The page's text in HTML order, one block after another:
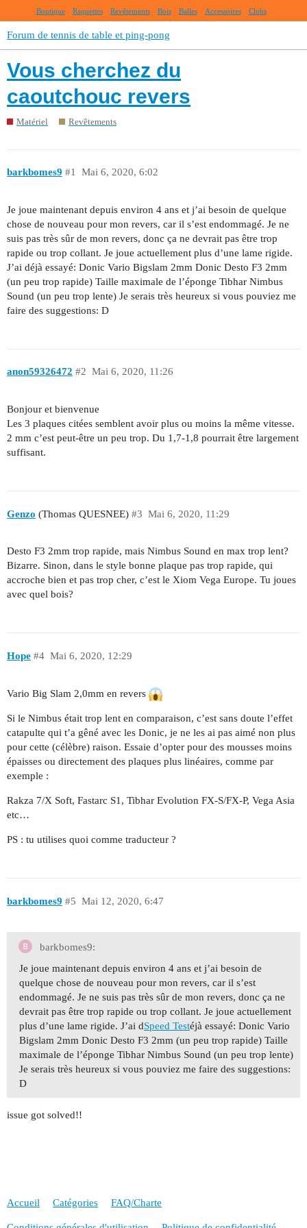
Boutique Raquettes Revêtements Bois Balles Accessoires Clubs
Forum de tennis de table et ping-pong
Vous cherchez du
caoutchouc revers
Matériel Revêtements
barkbomes9 Mai 6, 2020, 6:02
#1
Je joue maintenant depuis environ 4 ans et j’ai besoin de quelque
chose de nouveau pour mon revers, car il s’est endommagé. Je ne
suis pas très sûr de mon revers, donc ça ne devrait pas être trop
rapide ou trop collant. Je joue actuellement plus d’une lame rigide.
J’ai déjà essayé: Donic Vario Bigslam 2mm Donic Desto F3 2mm
(un peu trop rapide) Taille maximale de l’éponge Tibhar Nimbus
Sound (un peu trop lente) Je serais très heureux si vous pouviez me
faire des suggestions: D
anon59326472 Mai 6, 2020, 11:26
#2
Bonjour et bienvenue
Les 3 plaques citées semblent avoir plus ou moins la même vitesse.
2 mm c’est peut-être un peu trop. Du 1,7-1,8 pourrait être largement
suffisant.
Genzo (Thomas QUESNEE) Mai 6, 2020, 11:29
#3
Desto F3 2mm trop rapide, mais Nimbus Sound en max trop lent?
Bizarre. Sinon, dans le style bonne plaque pas trop rapide, qui
accroche bien et pas trop cher, c’est le Xiom Vega Europe. Tu joues
avec quel bois?
Hope Mai 6, 2020, 12:29
#4
Vario Big Slam 2,0mm en revers
Si le Nimbus était trop lent en comparaison, c’est sans doute l’effet
catapulte qui t’a gêné avec les Donic, je ne les ai pas aimé non plus
pour cette (célèbre) raison. Essaie d’opter pour des mousses moins
épaisses ou directement des plaques plus linéaires, comme par
exemple :
Rakza 7/X Soft, Fastarc S1, Tibhar Evolution FX-S/FX-P, Vega Asia
etc…
PS : tu utilises quoi comme traducteur ?
barkbomes9 Mai 12, 2020, 6:47
#5
barkbomes9:
Je joue maintenant depuis environ 4 ans et j’ai besoin de
quelque chose de nouveau pour mon revers, car il s’est
endommagé. Je ne suis pas très sûr de mon revers, donc ça ne
devrait pas être trop rapide ou trop collant. Je joue actuellement
plus d’une lame rigide. J’ai dSpeed Testéjà essayé: Donic Vario
Bigslam 2mm Donic Desto F3 2mm (un peu trop rapide) Taille
maximale de l’éponge Tibhar Nimbus Sound (un peu trop lente)
Je serais très heureux si vous pouviez me faire des suggestions:
D
issue got solved!!
Accueil Catégories FAQ/Charte